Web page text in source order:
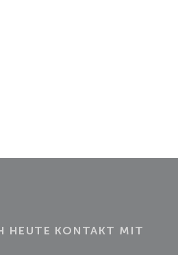
HEUTE KONTAKT MIT